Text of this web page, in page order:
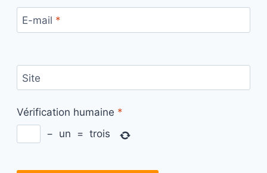
E-mail *
Site
Vérification humaine *
− un = trois